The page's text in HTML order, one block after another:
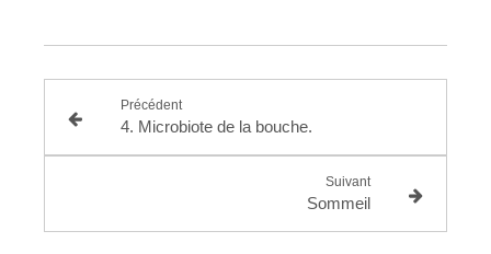
Précédent
4. Microbiote de la bouche.
Suivant
Sommeil